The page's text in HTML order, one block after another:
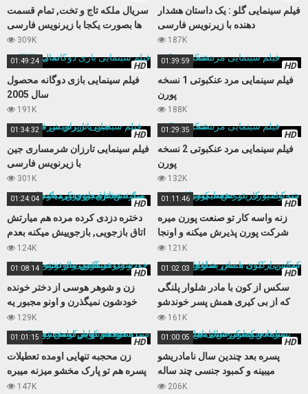
سریال ملکه تاج و تخت, تمام قسمت
ها بصورت یکجا با زیرنویس فارسی
309K
فیلم سینمایی گلو : یک داستان هشدار
دهنده با زیرنویس فارسی
187K
HD
01:49:24
فیلم سینمایی بازی دوگانه محصول
سال 2005
191K
HD
01:39:59
فیلم سینمایی مرد عنکبوتی 1 نسخه
پورن
188K
HD
01:34:32
فیلم سینمایی تارزان شرمساری جین
با زیرنویس فارسی
301K
HD
01:29:35
فیلم سینمایی مرد عنکبوتی 2 نسخه
پورن
132K
HD
01:24:04
دختره دزدی کرده مرده هم میارتش
اتاق بازجویی, بازجوییش میکنه بعدم
مجبورش میکنه کوس بده
124K
HD
01:11:46
زنه واسه کار تو صنعت پورن میره
شرکت پورن پذیرش میکنه و اونجا
حسابی میکننش
121K
HD
01:08:14
زن و شوهر هوسی از دختر خونده
خودشون نمیگذرن و اونو مجبور یه
سکس سه نفره میکنن
129K
HD
01:02:03
سکس از کون با مادر شلوار پلنگی
که از بی کیری همش پسر خوندشو
اغوا میکنه
161K
HD
01:01:15
زن محجبه تنهایی اومده تعطیلات
پسره هم تو پارک مخشو میزنه میبره
خونه و کوس تپلش رو میکنه
147K
HD
01:00:05
پسره بعد چندین سال نامادریشو
میبینه و کمبود جنسی چند ساله
نامادریو با کیرش تامین میکنه
206K